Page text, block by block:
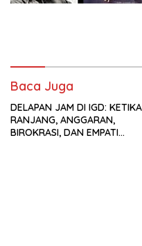
Baca Juga
DELAPAN JAM DI IGD: KETIKA
RANJANG, ANGGARAN,
BIROKRASI, DAN EMPATI